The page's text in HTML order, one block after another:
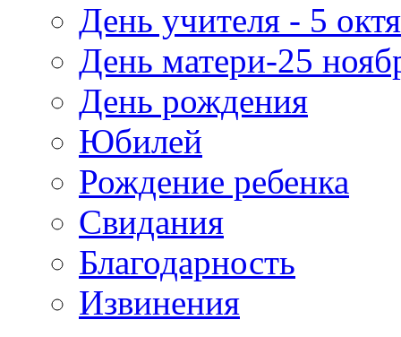
День учителя - 5
День матери-25
День рождения
Юбилей
Рождение ребенка
Свидания
Благодарность
Извинения